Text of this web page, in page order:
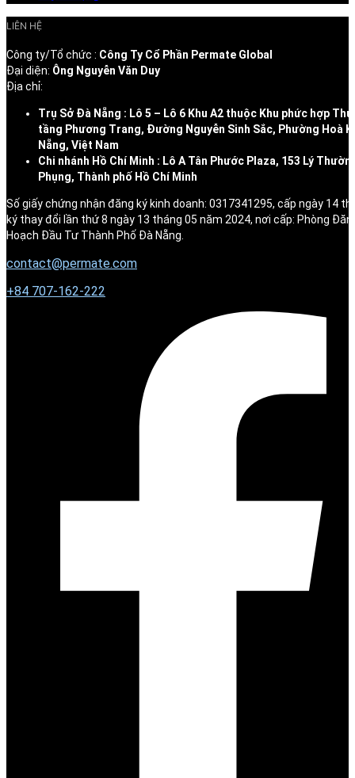
LIÊN HỆ
Công ty/Tổ chức : Công Ty Cổ Phần Permate Global
Đại diện: Ông Nguyễn Văn Duy
Địa chỉ:
Trụ Sở Đà Nẵng : Lô 5 – Lô 6 Khu A2 thuộc Khu phức hợp
tầng Phương Trang, Đường Nguyễn Sinh Sắc, Phường Hoà
Nẵng, Việt Nam
Chi nhánh Hồ Chí Minh : Lô A Tân Phước Plaza, 153 Lý
Phụng, Thành phố Hồ Chí Minh
Số giấy chứng nhận đăng ký kinh doanh: 0317341295, cấp ngày 14
ký thay đổi lần thứ 8 ngày 13 tháng 05 năm 2024, nơi cấp: Phòng
Hoạch Đầu Tư Thành Phố Đà Nẵng.
contact@permate.com
+84 707-162-222